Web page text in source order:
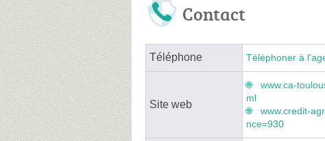
Contact
Téléphone Téléphoner à
Site web
www.ca-
ml
www.credit-
nce=930